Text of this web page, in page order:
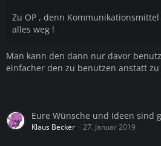
Zu OP , denn
alles weg !
Man kann den dann nur davor
einfacher den zu benutzen anstatt
Eure Wünsche und Ideen sind
Klaus Becker 27. Januar 2019